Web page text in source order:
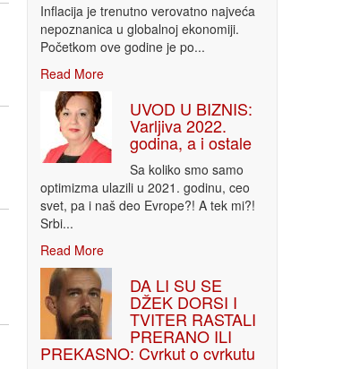
Inflacija je trenutno verovatno najveća
nepoznanica u globalnoj ekonomiji.
Početkom ove godine je po...
Read More
UVOD U BIZNIS:
Varljiva 2022.
godina, a i ostale
Sa koliko smo samo
optimizma ulazili u 2021. godinu, ceo
svet, pa i naš deo Evrope?! A tek mi?!
Srbi...
Read More
DA LI SU SE
DŽEK DORSI I
TVITER RASTALI
PRERANO ILI
PREKASNO: Cvrkut o cvrkutu